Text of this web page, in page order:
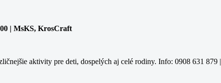
| MsKS, KrosCraft
aktivity pre deti, dospelých aj celé rodiny. Info: 0908 631 879 |